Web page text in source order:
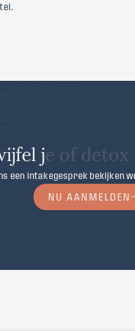
ijfel je of detox
een intakegesprek bekijken
NU AANMELDEN